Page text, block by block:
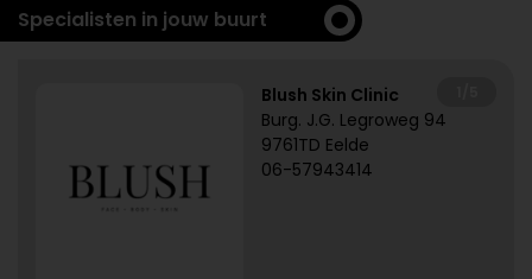
Specialisten in jouw buurt
Blush Skin Clinic
Burg. J.G. Legroweg 94
9761TD Eelde
06-57943414